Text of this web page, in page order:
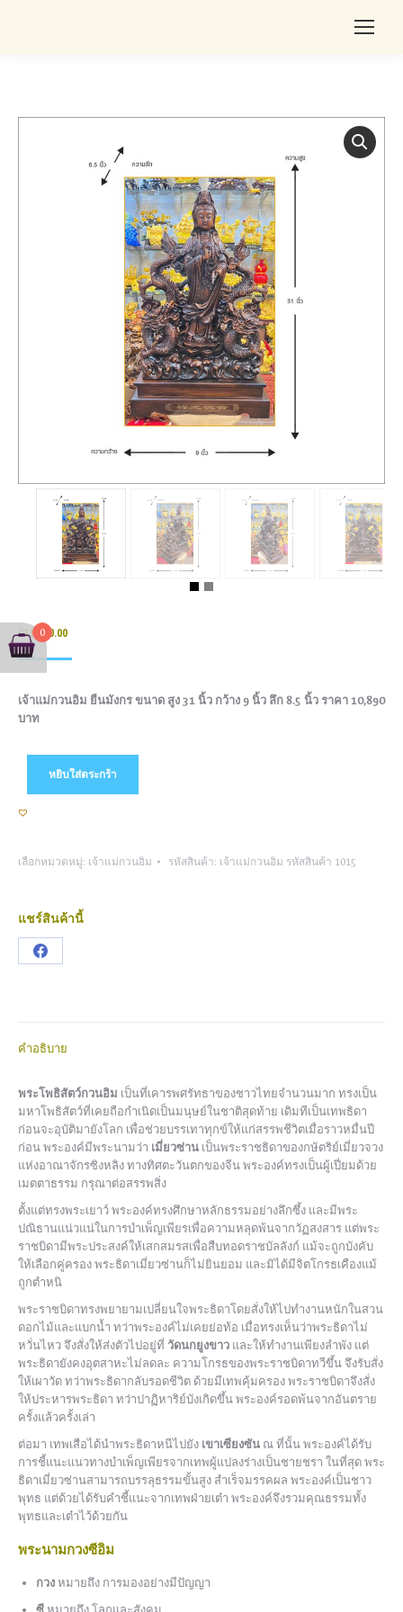
฿10,890.00
เจ้าแม่กวนอิม ยืนมังกร ขนาด สูง 31 นิ้ว กว้าง 9 นิ้ว ลึก 8.5 นิ้ว ราคา 10,890
บาท
หยิบใส่ตระกร้า
เลือกหมวดหมู่: เจ้าแม่กวนอิม รหัสสินค้า: เจ้าแม่กวนอิม รหัสสินค้า 1015
แชร์สินค้านี้
Share
คำอธิบาย
พระโพธิสัตว์กวนอิม เป็นที่เคารพศรัทธาของชาวไทยจำนวนมาก ทรงเป็น
มหาโพธิสัตว์ที่เคยถือกำเนิดเป็นมนุษย์ในชาติสุดท้าย เดิมทีเป็นเทพธิดา
ก่อนจะอุบัติมายังโลก เพื่อช่วยบรรเทาทุกข์ให้แก่สรรพชีวิตเมื่อราวหมื่นปี
ก่อน พระองค์มีพระนามว่า เมี่ยวซ่าน เป็นพระราชธิดาของกษัตริย์เมี่ยวจวง
แห่งอาณาจักรซิงหลิง ทางทิศตะวันตกของจีน พระองค์ทรงเป็นผู้เปี่ยมด้วย
เมตตาธรรม กรุณาต่อสรรพสิ่ง
ตั้งแต่ทรงพระเยาว์ พระองค์ทรงศึกษาหลักธรรมอย่างลึกซึ้ง และมีพระ
ปณิธานแน่วแน่ในการบำเพ็ญเพียรเพื่อความหลุดพ้นจากวัฏสงสาร แต่พระ
ราชบิดามีพระประสงค์ให้เสกสมรสเพื่อสืบทอดราชบัลลังก์ แม้จะถูกบังคับ
ให้เลือกคู่ครอง พระธิดาเมี่ยวซ่านก็ไม่ยินยอม และมิได้มีจิตโกรธเคืองแม้
ถูกตำหนิ
พระราชบิดาทรงพยายามเปลี่ยนใจพระธิดาโดยสั่งให้ไปทำงานหนักในสวน
ดอกไม้และแบกน้ำ ทว่าพระองค์ไม่เคยย่อท้อ เมื่อทรงเห็นว่าพระธิดาไม่
หวั่นไหว จึงสั่งให้ส่งตัวไปอยู่ที่ วัดนกยูงขาว และให้ทำงานเพียงลำพัง แต่
พระธิดายังคงอุตสาหะไม่ลดละ ความโกรธของพระราชบิดาทวีขึ้น จึงรับสั่ง
ให้เผาวัด ทว่าพระธิดากลับรอดชีวิต ด้วยมีเทพคุ้มครอง พระราชบิดาจึงสั่ง
ให้ประหารพระธิดา ทว่าปาฏิหาริย์บังเกิดขึ้น พระองค์รอดพ้นจากอันตราย
ครั้งแล้วครั้งเล่า
ต่อมา เทพเสือได้นำพระธิดาหนีไปยัง เขาเซียงซัน ณ ที่นั้น พระองค์ได้รับ
การชี้แนะแนวทางบำเพ็ญเพียรจากเทพผู้แปลงร่างเป็นชายชรา ในที่สุด พระ
ธิดาเมี่ยวซ่านสามารถบรรลุธรรมขั้นสูง สำเร็จมรรคผล พระองค์เป็นชาว
พุทธ แต่ด้วยได้รับคำชี้แนะจากเทพฝ่ายเต๋า พระองค์จึงรวมคุณธรรมทั้ง
พุทธและเต๋าไว้ด้วยกัน
พระนามกวงซีอิม
กวง หมายถึง การมองอย่างมีปัญญา
0